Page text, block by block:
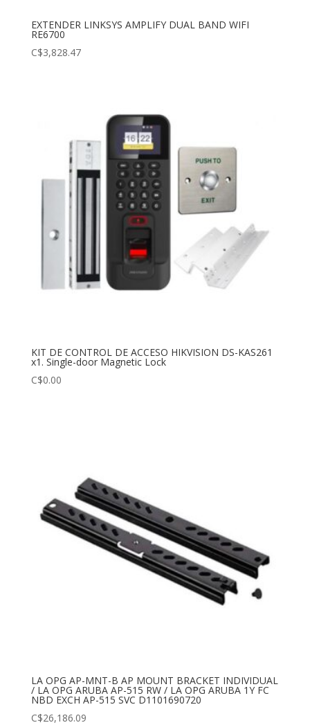
EXTENDER LINKSYS AMPLIFY DUAL BAND WIFI
RE6700
C$3,828.47
KIT DE CONTROL DE ACCESO HIKVISION DS-KAS261
x1. Single-door Magnetic Lock
C$0.00
LA OPG AP-MNT-B AP MOUNT BRACKET INDIVIDUAL
/ LA OPG ARUBA AP-515 RW / LA OPG ARUBA 1Y FC
NBD EXCH AP-515 SVC D1101690720
C$26,186.09